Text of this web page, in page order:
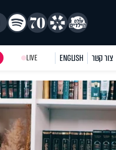
צור קשר ENGLISH
LIVE